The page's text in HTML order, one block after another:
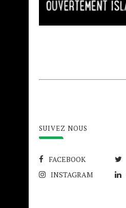
SUIVEZ NOUS
FACEBOOK
INSTAGRAM